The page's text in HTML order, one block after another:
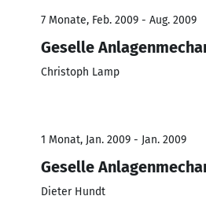
7 Monate, Feb. 2009 - Aug. 2009
Geselle
Christoph Lamp
1 Monat, Jan. 2009 - Jan. 2009
Geselle
Dieter Hundt